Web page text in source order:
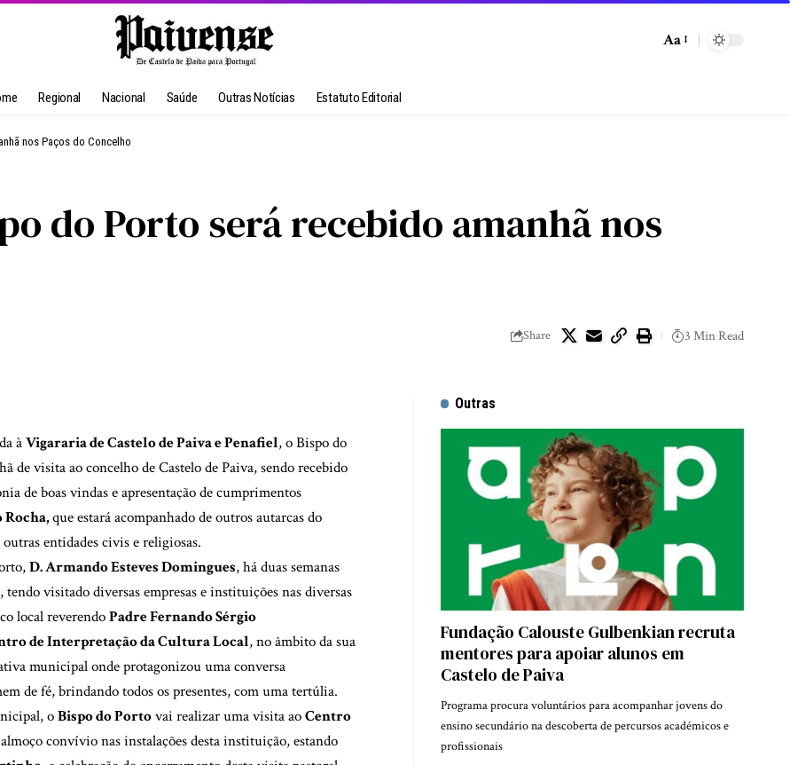
Aa
Regional Nacional Saúde Outras Notícias Estatuto Editorial
nos Paços do Concelho
do Porto será recebido amanhã nos
Share 3 Min Read
àVigararia de Castelo de Paiva e Penafiel, o Bispo do
de visita ao concelho de Castelo de Paiva, sendo recebido
de boas vindas e apresentação de cumprimentos
Rocha,que estará acompanhado de outros autarcas do
entidades civis e religiosas.
D. Armando Esteves Domingues, há duas semanas
visitado diversas empresas e instituições nas diversas
local reverendoPadre Fernando Sérgio
de Interpretação da Cultura Local, no âmbito da sua
municipal onde protagonizou uma conversa
de fé, brindando todos os presentes, com uma tertúlia.
oBispo do Portovai realizar uma visita aoCentro
convívio nas instalações desta instituição, estando
Outras
Fundação Calouste Gulbenkian recruta
mentores para apoiar alunos em
Castelo de Paiva
Programa procura voluntários para acompanhar jovens do
ensino secundário na descoberta de percursos académicos e
profissionais